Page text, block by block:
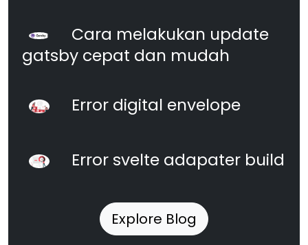
Cara melakukan update
gatsby cepat dan mudah
Error digital envelope
Error svelte adapater build
Explore Blog